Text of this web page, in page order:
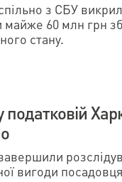
з СБУ
майже 60 млн грн
стану.
податковій
вигоди